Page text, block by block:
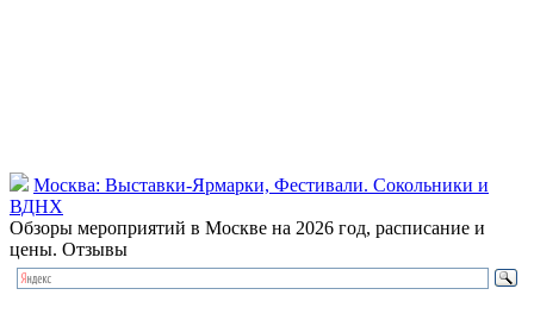
Москва: Выставки-Ярмарки, Фестивали. Сокольники и
ВДНХ
Обзоры мероприятий в Москве на 2026 год, расписание и
цены. Отзывы